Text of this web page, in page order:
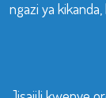
ngazi ya